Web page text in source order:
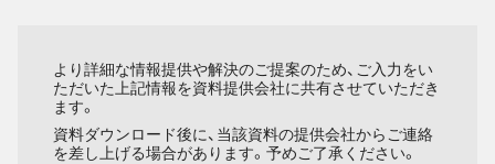
より詳細な情報提供や解決のご提案のため、ご入力をい
ただいた上記情報を資料提供会社に共有させていただき
ます。
資料ダウンロード後に、当該資料の提供会社からご連絡
を差し上げる場合があります。予めご了承ください。